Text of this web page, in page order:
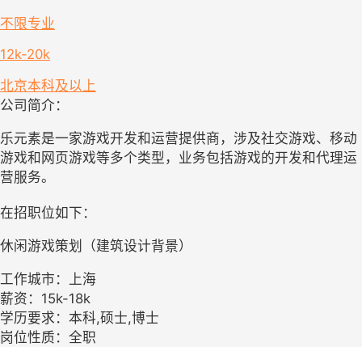
不限专业
12k-20k
北京本科及以上
公司简介：
乐元素是一家游戏开发和运营提供商，涉及社交游戏、移动
游戏和网页游戏等多个类型，业务包括游戏的开发和代理运
营服务。
在招职位如下：
休闲游戏策划（建筑设计背景）
工作城市：上海
薪资：15k-18k
学历要求：本科,硕士,博士
岗位性质：全职